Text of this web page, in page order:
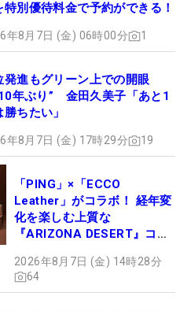
特別優待料金で予約ができる！
年8月7日 (金) 06時00分 1
発進もグリーン上での開眼
年ぶり” 金田久美子「あと1
勝ちたい」
年8月7日 (金) 17時29分 19
「PING」×「ECCO
Leather」がコラボ！ 経年変
化を楽しむ上質な
『ARIZONA DESERT』コレ
ュー
2026年8月7日 (金) 14時28分
64